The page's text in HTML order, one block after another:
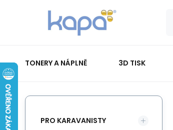
TONERY A NÁPLNĚ 3D TISK
PAPÍR-ETIKETY-BLOKY-OBÁLKY
PRO KARAVANISTY